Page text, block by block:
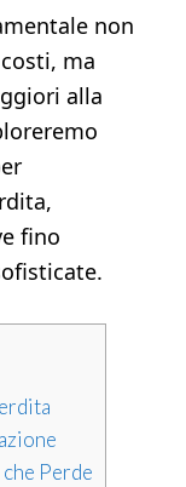
non
ma
alla
fino
Perde